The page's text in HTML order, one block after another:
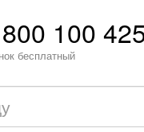
100
бесплатный